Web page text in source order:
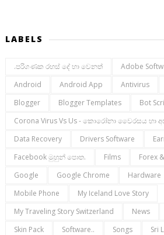
LABELS
.පරිගණක රහස් දේ හා වෙනත් Adobe
Android
Android App Antivirus
Blogger
Blogger Templates
Bot
Corona Virus Vs Us - කොරෝනා වෛරසය හා
Data Recovery
Drivers Software
Facebook මුහුන් පොත.
Films
Forex
Google
Google Chrome Hardware
Mobile Phone
My Iceland Love Story
My Traveling Story Switzerland
News
Skin Pack
Software.. Songs
Sri